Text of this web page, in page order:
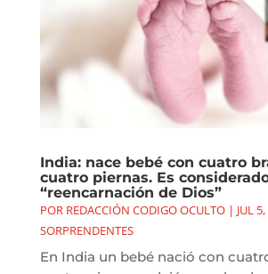
India: nace bebé con cuatro
cuatro piernas. Es
“reencarnación de Dios”
POR REDACCIÓN CODIGO OCULTO| JUL
SORPRENDENTES
En India un bebé nació con